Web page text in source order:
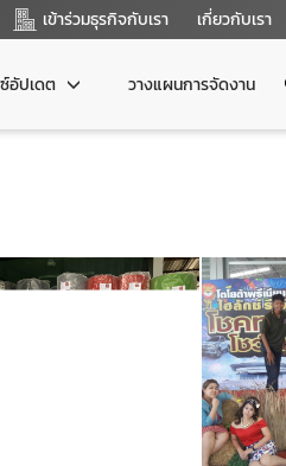
เข้าร่วมธุรกิจกับเรา เกี่ยวกับเรา
อัปเดต วางแผนการจัดงาน